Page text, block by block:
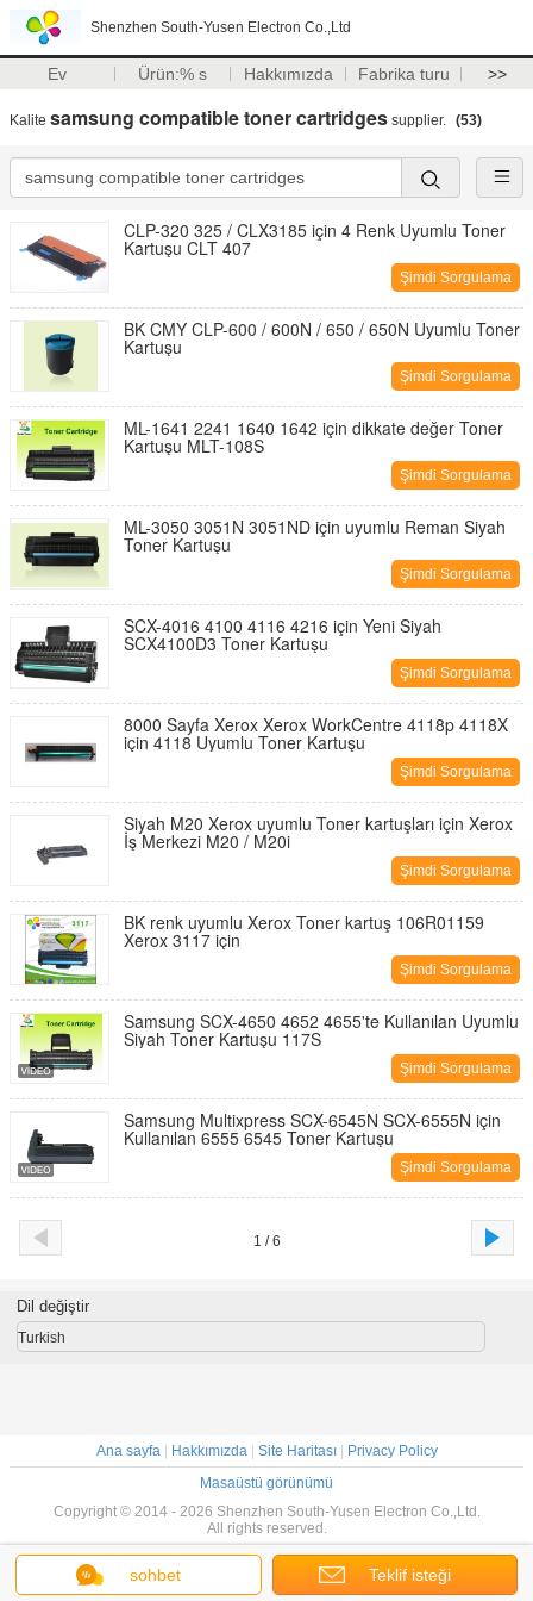
Shenzhen South-Yusen Electron Co.,Ltd
Ev Ürün:% s Hakkımızda Fabrika turu >>
Kalite samsung compatible toner cartridges supplier. (53)
CLP-320 325 / CLX3185 için 4 Renk Uyumlu Toner
Kartuşu CLT 407
Şimdi Sorgulama
BK CMY CLP-600 / 600N / 650 / 650N Uyumlu Toner
Kartuşu
Şimdi Sorgulama
ML-1641 2241 1640 1642 için dikkate değer Toner
Kartuşu MLT-108S
Şimdi Sorgulama
ML-3050 3051N 3051ND için uyumlu Reman Siyah
Toner Kartuşu
Şimdi Sorgulama
SCX-4016 4100 4116 4216 için Yeni Siyah
SCX4100D3 Toner Kartuşu
Şimdi Sorgulama
8000 Sayfa Xerox Xerox WorkCentre 4118p 4118X
için 4118 Uyumlu Toner Kartuşu
Şimdi Sorgulama
Siyah M20 Xerox uyumlu Toner kartuşları için Xerox
İş Merkezi M20 / M20i
Şimdi Sorgulama
BK renk uyumlu Xerox Toner kartuş 106R01159
Xerox 3117 için
Şimdi Sorgulama
Samsung SCX-4650 4652 4655'te Kullanılan Uyumlu
Siyah Toner Kartuşu 117S
Şimdi Sorgulama
Samsung Multixpress SCX-6545N SCX-6555N için
Kullanılan 6555 6545 Toner Kartuşu
Şimdi Sorgulama
1 / 6
sohbet Teklif isteği
Dil değiştir
Turkish
Ana sayfa| Hakkımızda| Site Haritası|
Privacy Policy
Masaüstü görünümü
Copyright © 2014 - 2026 Shenzhen South-Yusen Electron Co.,Ltd.
All rights reserved.